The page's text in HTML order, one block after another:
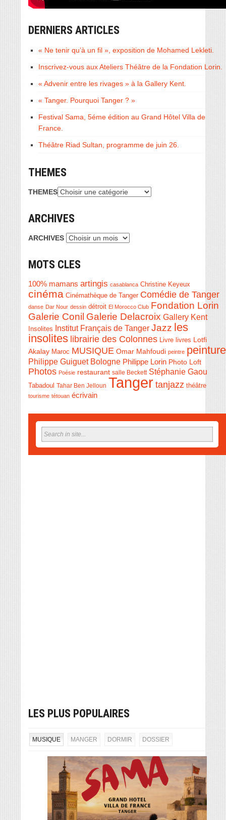
DERNIERS ARTICLES
« Ne tenir qu’à un fil », exposition de Mohamed Lekleti.
Inscrivez-vous aux Ateliers Théâtre de la Fondation Lorin.
« Advenir entre les rivages » à la Gallery Kent.
« Tanger. Pourquoi Tanger ? »
Festival Sama, 5éme édition au Grand Hôtel Villa de
France.
Théâtre Riad Sultan, programme de juin 26.
THEMES
THEMES
ARCHIVES
ARCHIVES
MOTS CLES
100% mamans artingis casablanca Christine Keyeux
cinéma Cinémathèque de Tanger Comédie de Tanger
danse Dar Nour dessin détroit El Morocco Club Fondation Lorin
Galerie Conil Galerie Delacroix Gallery Kent
Insolites Institut Français de Tanger Jazz les
insolites librairie des Colonnes Livre livres Lotfi
Akalay Maroc MUSIQUE Omar Mahfoudi peintre peinture
Philippe Guiguet Bologne Philippe Lorin Photo Loft
Photos Poésie restaurant salle Beckett Stéphanie Gaou
Tabadoul Tahar Ben Jelloun Tanger tanjazz théâtre
tourisme tétouan écrivain
LES PLUS POPULAIRES
MUSIQUE MANGER DORMIR DOSSIER